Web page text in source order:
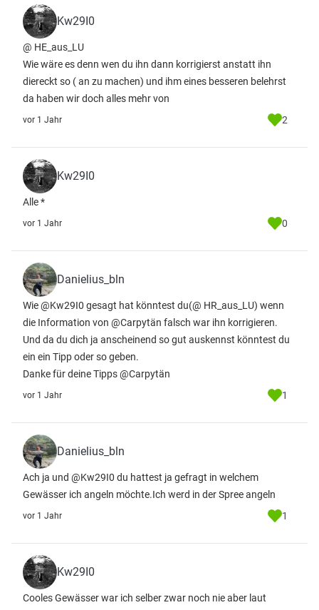
Kw29I0
@ HE_aus_LU
Wie wäre es denn wen du ihn dann korrigierst anstatt ihn
diereckt so ( an zu machen) und ihm eines besseren belehrst
da haben wir doch alles mehr von
vor 1 Jahr 2
Kw29I0
Alle *
vor 1 Jahr 0
Danielius_bln
Wie @Kw29I0 gesagt hat könntest du(@ HR_aus_LU) wenn
die Information von @Carpytän falsch war ihn korrigieren.
Und da du dich ja anscheinend so gut auskennst könntest du
ein ein Tipp oder so geben.
Danke für deine Tipps @Carpytän
vor 1 Jahr 1
Danielius_bln
Ach ja und @Kw29I0 du hattest ja gefragt in welchem
Gewässer ich angeln möchte.Ich werd in der Spree angeln
vor 1 Jahr 1
Kw29I0
Cooles Gewässer war ich selber zwar noch nie aber laut